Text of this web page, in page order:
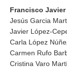
Francisco
Jesús Garcia
Javier López-
Carla López
Carmen Rufo
Cristina Varo